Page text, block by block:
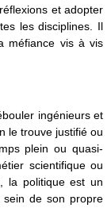
et adopter
les disciplines. Il
méfiance vis à vis
ingénieurs et
le trouve justifié ou
plein ou quasi-
scientifique ou
la politique est un
sein de son propre